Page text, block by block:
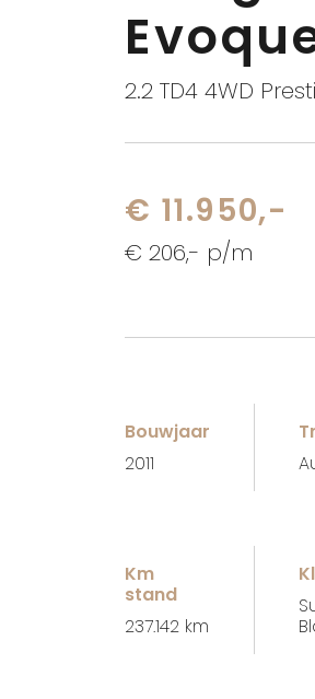
2.2 TD4 4WD
€ 11.950,-
€ 206,- p/m
Bouwjaar
2011
Km
stand
237.142 km